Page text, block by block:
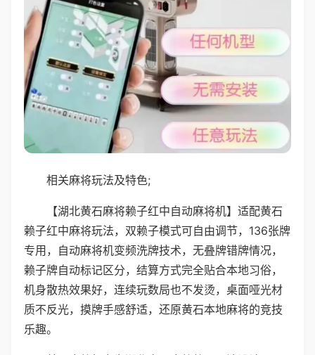
相关麻将玩法及特色;
【湖北黄石麻将赖子红中自动麻将机】适配黄石
赖子红中麻将玩法，双赖子模式可自由调节，136张牌
专用，自动麻将机变频洗牌技术，无叠牌错牌情况，
赖子牌自动标记区分，结算方式完全贴合本地习俗，
机身散热效果好，连续玩数局也不发烫，桌面哑光材
质不反光，摸牌手感舒适，还原黄石本地麻将的竞技
乐趣。